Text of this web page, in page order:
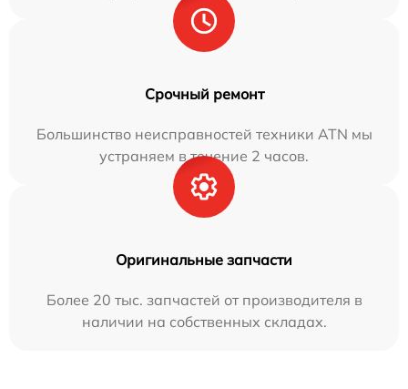
Срочный ремонт
Большинство неисправностей техники ATN мы
устраняем в течение 2 часов.
Оригинальные запчасти
Более 20 тыс. запчастей от производителя в
наличии на собственных складах.